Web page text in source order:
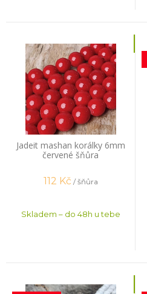
Jadeit mashan korálky 6mm
červené šňůra
112 Kč / šňůra
Skladem – do 48h u tebe